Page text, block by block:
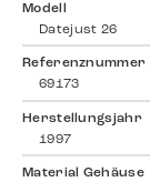
Modell
Datejust 26
Referenznummer
69173
Herstellungsjahr
1997
Material Gehäuse